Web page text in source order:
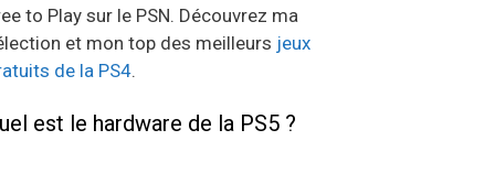
to Play sur le PSN. Découvrez ma
et mon top des meilleurs jeux
de la PS4.
est le hardware de la PS5 ?